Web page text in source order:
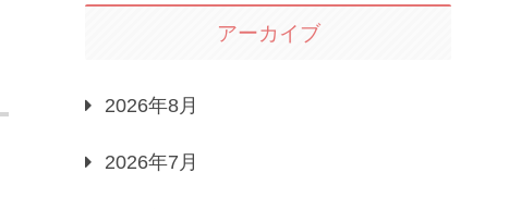
アーカイブ
2026年8月
2026年7月